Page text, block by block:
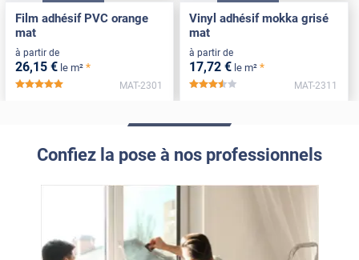
Film adhésif PVC orange
mat
à partir de
26,15 € le m² *
MAT-2301
Vinyl adhésif mokka grisé
mat
à partir de
17,72 € le m² *
*****
MAT-2311
Confiez la pose à nos professionnels